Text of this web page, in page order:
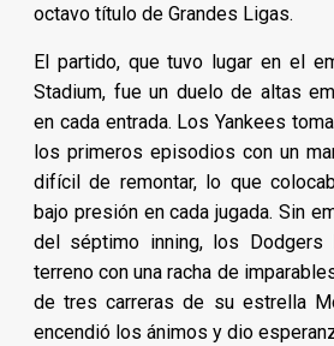
octavo título de Grandes Ligas.
El partido, que tuvo lugar en el
Stadium, fue un duelo de altas
en cada entrada. Los Yankees
los primeros episodios con un
difícil de remontar, lo que
bajo presión en cada jugada. Sin
del séptimo inning, los Dodgers
terreno con una racha de
de tres carreras de su estrella
encendió los ánimos y dio